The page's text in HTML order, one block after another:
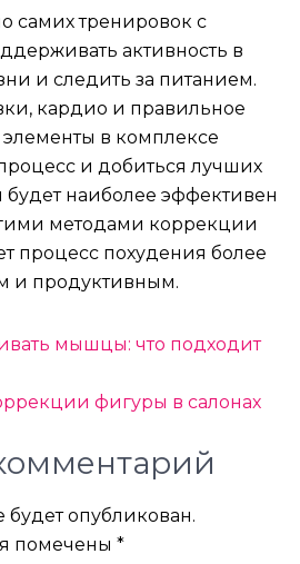
самих тренировок с
активность в
и следить за питанием.
кардио и правильное
в комплексе
и добиться лучших
будет наиболее эффективен
методами коррекции
процесс похудения более
и продуктивным.
мышцы: что подходит
фигуры в салонах
опубликован.
помечены *